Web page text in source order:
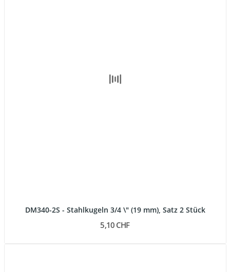
DM340-2S - Stahlkugeln 3/4 \" (19 mm), Satz 2 Stück
5,10 CHF